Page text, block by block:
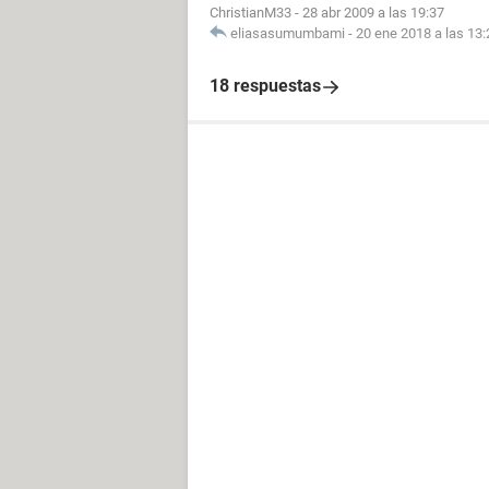
ChristianM33 - 28 abr 2009 a las 19:37
eliasasumumbami - 20 ene 2018 a las
18 respuestas